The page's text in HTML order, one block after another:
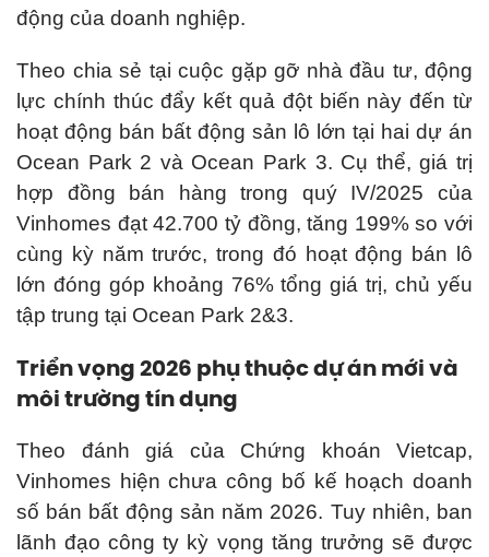
động của doanh nghiệp.
Theo chia sẻ tại cuộc gặp gỡ nhà đầu tư, động
lực chính thúc đẩy kết quả đột biến này đến từ
hoạt động bán bất động sản lô lớn tại hai dự án
Ocean Park 2 và Ocean Park 3. Cụ thể, giá trị
hợp đồng bán hàng trong quý IV/2025 của
Vinhomes đạt 42.700 tỷ đồng, tăng 199% so với
cùng kỳ năm trước, trong đó hoạt động bán lô
lớn đóng góp khoảng 76% tổng giá trị, chủ yếu
tập trung tại Ocean Park 2&3.
Triển vọng 2026 phụ thuộc dự án mới và
môi trường tín dụng
Theo đánh giá của Chứng khoán Vietcap,
Vinhomes hiện chưa công bố kế hoạch doanh
số bán bất động sản năm 2026. Tuy nhiên, ban
lãnh đạo công ty kỳ vọng tăng trưởng sẽ được